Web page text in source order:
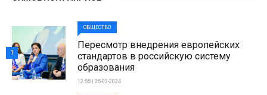
ОБЩЕСТВО
Пересмотр внедрения европейских
стандартов в российскую систему
образования
12:55 | 05-03-2024
1